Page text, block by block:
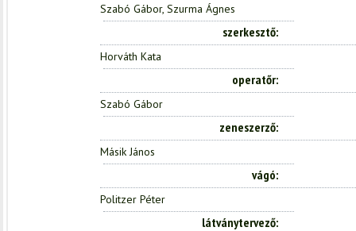
Szabó Gábor, Szurma Ágnes
szerkesztő
Horváth Kata
operatőr
Szabó Gábor
zeneszerző
Másik János
vágó
Politzer Péter
látványtervező